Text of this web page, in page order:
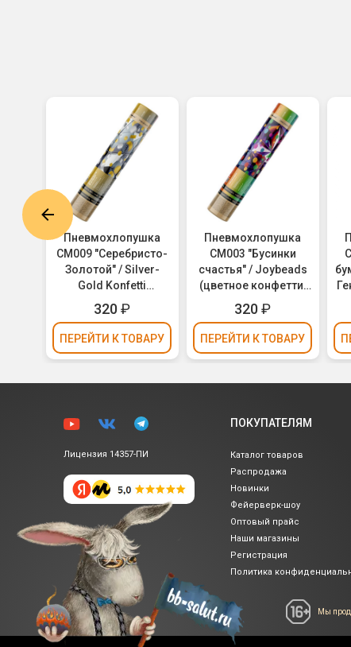
Пневмохлопушка
CM009 "Серебристо-
Золотой" / Silver-
Gold Konfetti
(золотое и
серебряное
конфетти, фольга)
320₽
ПЕРЕЙТИ К ТОВАРУ
Пневмохлопушка
CM003 "Бусинки
счастья" / Joybeads
(цветное конфетти,
фольга) 30см
320₽
ПЕРЕЙТИ К ТОВАРУ
Лицензия 14357-ПИ
ПОКУПАТЕЛЯМ
Каталог товаров
Распродажа
Новинки
Фейерверк-шоу
Оптовый прайс
Наши магазины
Регистрация
Политика
Мы